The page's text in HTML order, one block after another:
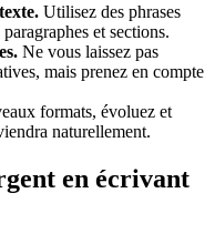
Utilisez des phrases
et sections.
Ne vous laissez pas
mais prenez en compte
formats, évoluez et
naturellement.
en écrivant